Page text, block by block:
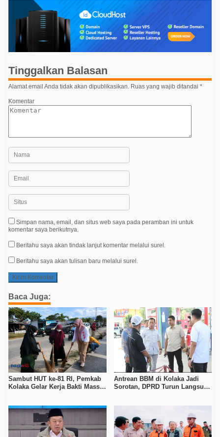
i
p
o
s
Tinggalkan Balasan
Alamat email Anda tidak akan dipublikasikan. Ruas yang wajib ditandai *
Komentar
Simpan nama, email, dan situs web saya pada peramban ini untuk
komentar saya berikutnya.
Beritahu saya akan tindak lanjut komentar melalui surel.
Beritahu saya akan tulisan baru melalui surel.
Baca Juga:
Sambut HUT ke-81 RI, Pemkab
Kolaka Gelar Kerja Bakti Massal
Antrean BBM di Kolaka Jadi
Sorotan, DPRD Turun Langsung